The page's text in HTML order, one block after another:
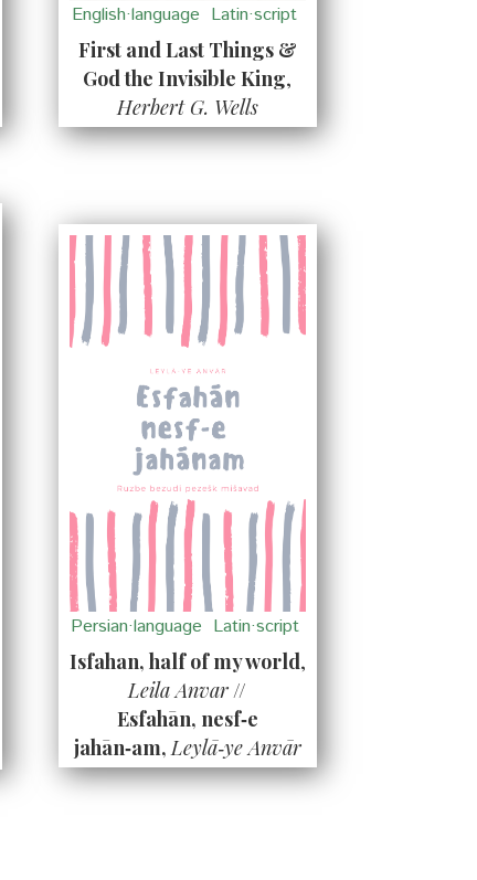
English·language Latin·script
First and Last Things &
God the Invisible King,
Herbert G. Wells
Persian·language Latin·script
Isfahan, half of my world,
Leila Anvar//
Esfahān, nesf‑e
jahān‑am,Leylā‑ye Anvār